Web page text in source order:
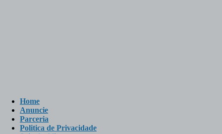
Home
Anuncie
Parceria
Politica de Privacidade